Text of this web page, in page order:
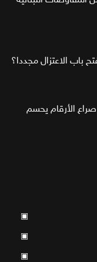
باب الاعتزال مجددا؟
الأرقام يحسم
▣
▣
▣